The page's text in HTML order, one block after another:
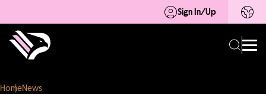
Sign In/Up
HomeNews